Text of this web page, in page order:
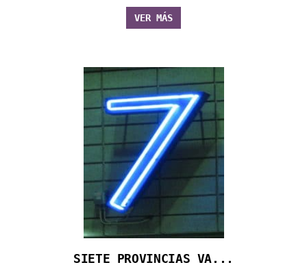
VER MÁS
SIETE PROVINCIAS VA...